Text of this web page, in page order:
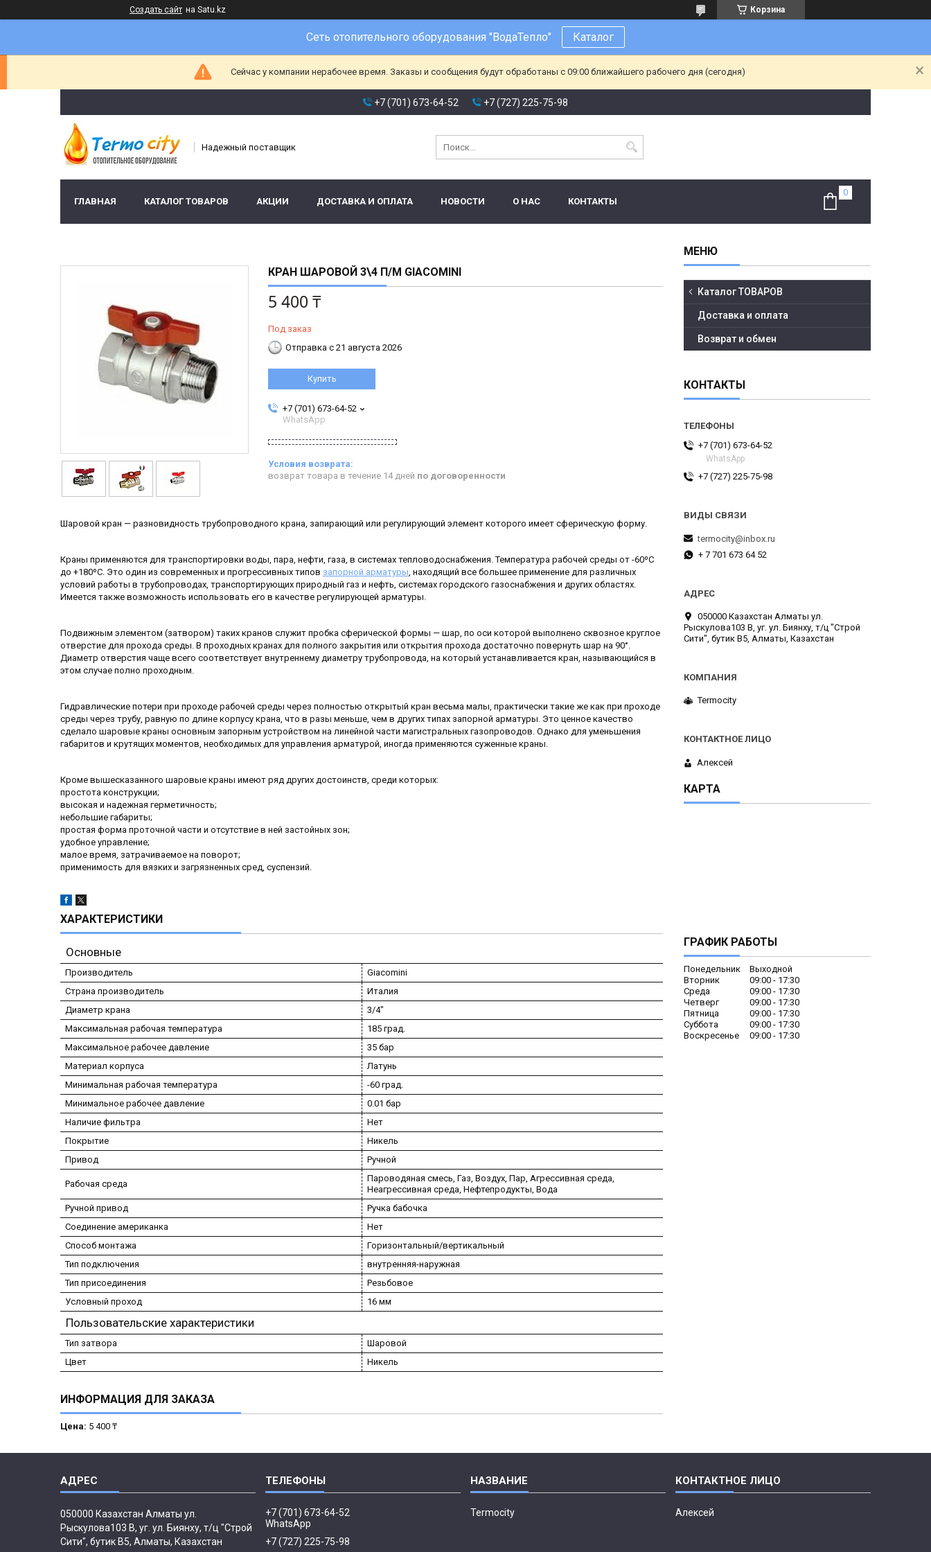
Создать сайт на Satu.kz Корзина
Сеть отопительного оборудования "ВодаТепло" Каталог
Сейчас у компании нерабочее время. Заказы и сообщения будут обработаны с 09:00 ближайшего рабочего дня (сегодня)
+7 (701) 673-64-52 +7 (727) 225-75-98
Надежный поставщик
ГЛАВНАЯ КАТАЛОГ ТОВАРОВ АКЦИИ ДОСТАВКА И ОПЛАТА НОВОСТИ О НАС КОНТАКТЫ
КРАН ШАРОВОЙ 3\4 П/М GIACOMINI
5 400 ₸
Под заказ
Отправка с 21 августа 2026
Купить
+7 (701) 673-64-52
WhatsApp
возврат товара в течение 14 дней по договоренности
Шаровой кран — разновидность трубопроводного крана, запирающий или регулирующий элемент которого имеет сферическую форму.
Краны применяются для транспортировки воды, пара, нефти, газа, в системах тепловодоснабжения. Температура рабочей среды от -60ºС
до +180ºС. Это один из современных и прогрессивных типов запорной арматуры, находящий все большее применение для различных
условий работы в трубопроводах, транспортирующих природный газ и нефть, системах городского газоснабжения и других областях.
Имеется также возможность использовать его в качестве регулирующей арматуры.
Подвижным элементом (затвором) таких кранов служит пробка сферической формы — шар, по оси которой выполнено сквозное круглое
отверстие для прохода среды. В проходных кранах для полного закрытия или открытия прохода достаточно повернуть шар на 90°.
Диаметр отверстия чаще всего соответствует внутреннему диаметру трубопровода, на который устанавливается кран, называющийся в
этом случае полно проходным.
Гидравлические потери при проходе рабочей среды через полностью открытый кран весьма малы, практически такие же как при проходе
среды через трубу, равную по длине корпусу крана, что в разы меньше, чем в других типах запорной арматуры. Это ценное качество
сделало шаровые краны основным запорным устройством на линейной части магистральных газопроводов. Однако для уменьшения
габаритов и крутящих моментов, необходимых для управления арматурой, иногда применяются суженные краны.
Кроме вышесказанного шаровые краны имеют ряд других достоинств, среди которых:
простота конструкции;
высокая и надежная герметичность;
небольшие габариты;
простая форма проточной части и отсутствие в ней застойных зон;
удобное управление;
малое время, затрачиваемое на поворот;
применимость для вязких и загрязненных сред, суспензий.
ХАРАКТЕРИСТИКИ
Основные
Производитель
Giacomini
Страна производитель
Италия
Диаметр крана
3/4"
Максимальная рабочая температура
185 град.
Максимальное рабочее давление
35 бар
Материал корпуса
Латунь
Минимальная рабочая температура
-60 град.
Минимальное рабочее давление
0.01 бар
Наличие фильтра
Нет
Покрытие
Никель
Привод
Ручной
Рабочая среда
Пароводяная смесь, Газ, Воздух, Пар, Агрессивная среда,
Неагрессивная среда, Нефтепродукты, Вода
Ручной привод
Ручка бабочка
Соединение американка
Нет
Способ монтажа
Горизонтальный/вертикальный
Тип подключения
внутренняя-наружная
Тип присоединения
Резьбовое
Условный проход
16 мм
Пользовательские характеристики
Тип затвора
Шаровой
Цвет
Никель
ИНФОРМАЦИЯ ДЛЯ ЗАКАЗА
Цена: 5 400 ₸
Каталог ТОВАРОВ
Доставка и оплата
Возврат и обмен
КОНТАКТЫ
+7 (701) 673-64-52
WhatsApp
+7 (727) 225-75-98
termocity@inbox.ru
+ 7 701 673 64 52
050000 Казахстан Алматы ул.
Рыскулова103 В, уг. ул. Биянху, т/ц "Строй
Сити", бутик В5, Алматы, Казахстан
Termocity
Алексей
КАРТА
ГРАФИК РАБОТЫ
Понедельник
Выходной
Вторник
09:00
17:30
Среда
09:00
17:30
Четверг
09:00
17:30
Пятница
09:00
17:30
Суббота
09:00
17:30
Воскресенье
09:00 17:30
050000 Казахстан Алматы ул.
Рыскулова103 В, уг. ул. Биянху, т/ц "Строй
Сити", бутик В5, Алматы, Казахстан
+7 (701) 673-64-52
WhatsApp
+7 (727) 225-75-98
Termocity Алексей